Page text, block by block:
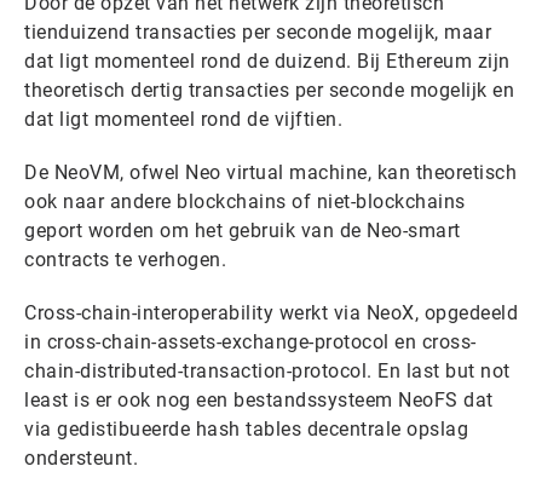
tienduizend transacties per seconde mogelijk, maar
dat ligt momenteel rond de duizend. Bij Ethereum zijn
theoretisch dertig transacties per seconde mogelijk en
dat ligt momenteel rond de vijftien.
De NeoVM, ofwel Neo virtual machine, kan theoretisch
ook naar andere blockchains of niet-blockchains
geport worden om het gebruik van de Neo-smart
contracts te verhogen.
Cross-chain-interoperability werkt via NeoX, opgedeeld
in cross-chain-assets-exchange-protocol en cross-
chain-distributed-transaction-protocol. En last but not
least is er ook nog een bestandssysteem NeoFS dat
via gedistibueerde hash tables decentrale opslag
ondersteunt.